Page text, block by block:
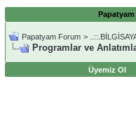
Papatyam
Papatyam Forum >
Programlar ve
Üyemiz Ol